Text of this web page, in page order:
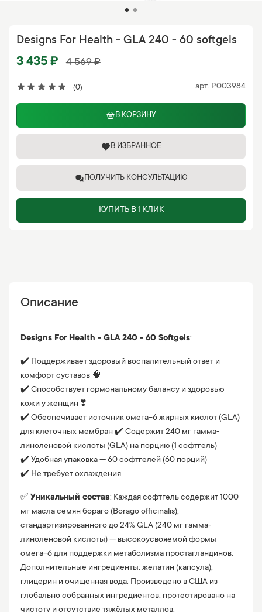
(0) арт. P003984
Designs For Health - GLA 240 - 60 softgels
3 435 ₽ 4 569 ₽
В КОРЗИНУ
В ИЗБРАННОЕ
ПОЛУЧИТЬ КОНСУЛЬТАЦИЮ
КУПИТЬ В 1 КЛИК
Описание
Designs For Health - GLA 240 - 60 Softgels:
✔️ Поддерживает здоровый воспалительный ответ и
комфорт суставов 🧠
✔️ Способствует гормональному балансу и здоровью
кожи у женщин ❣️
✔️ Обеспечивает источник омега-6 жирных кислот (GLA)
для клеточных мембран ✔️ Содержит 240 мг гамма-
линоленовой кислоты (GLA) на порцию (1 софтгель)
✔️ Удобная упаковка — 60 софтгелей (60 порций)
✔️ Не требует охлаждения
✅ Уникальный состав: Каждая софтгель содержит 1000
мг масла семян бораго (Borago officinalis),
стандартизированного до 24% GLA (240 мг гамма-
линоленовой кислоты) — высокоусвояемой формы
омега-6 для поддержки метаболизма простагландинов.
Дополнительные ингредиенты: желатин (капсула),
глицерин и очищенная вода. Произведено в США из
глобально собранных ингредиентов, протестировано на